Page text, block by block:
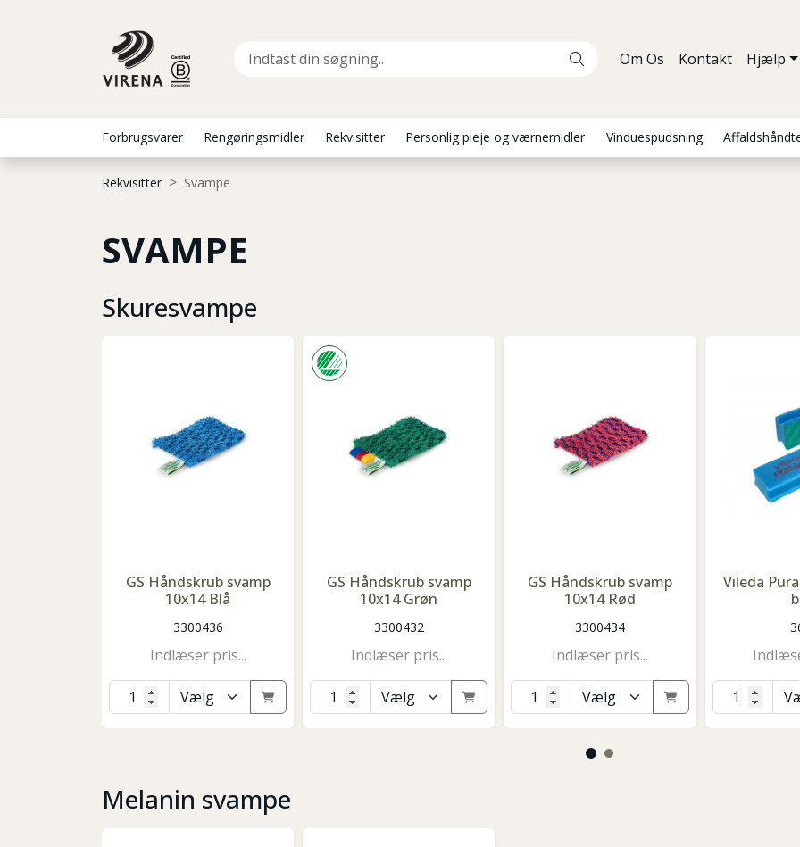
Om Os Kontakt Hjælp
Forbrugsvarer Rengøringsmidler Rekvisitter Personlig pleje og værnemidler Vinduespudsning
Rekvisitter Svampe
SVAMPE
Skuresvampe
GS Håndskrub svamp
10x14 Blå
3300436
Indlæser pris...
GS Håndskrub svamp
10x14 Grøn
3300432
Indlæser pris...
GS Håndskrub svamp
10x14 Rød
3300434
Indlæser pris...
Vileda
Melanin svampe